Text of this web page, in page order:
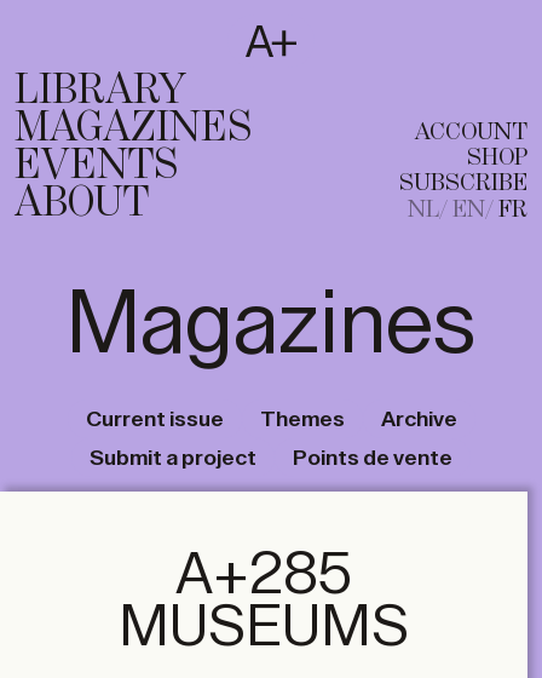
T
EN FR
LIBRARY
MAGAZINES
EVENTS
ABOUT
ACCOUNT
SHOP
SUBSCRIBE
NL EN FR
Magazines
Current issue Themes
Archive
Submit a project
Points de vente
A+285
MUSEUMS